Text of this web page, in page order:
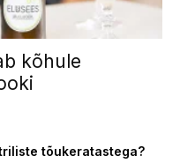
kõhule
tõukeratastega?